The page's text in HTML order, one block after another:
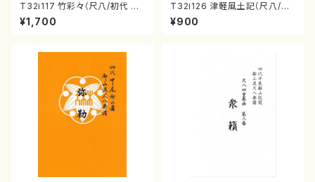
T32i117 竹彩々（尺八/初代 山
本邦山/尺八/都山式譜）都山流
公刊楽譜曲番:566
¥1,700
T32i126 津軽風土記（尺八/野
村峰山/尺八/都山式譜）都山流
公刊楽譜曲番:575
¥900